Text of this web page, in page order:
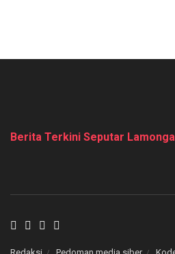
Berita Terkini Seputar